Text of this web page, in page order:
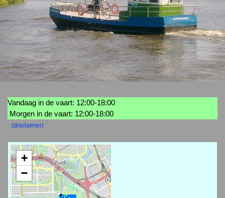
Vandaag in de vaart: 12:00-18:00
Morgen in de vaart: 12:00-18:00
(disclaimer)
+
−